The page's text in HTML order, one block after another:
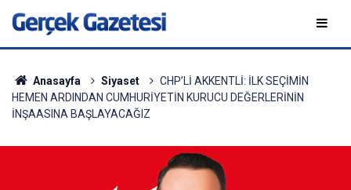
Anasayfa Siyaset
CHP’Lİ AKKENTLİ: İLK SEÇİMİN
HEMEN ARDINDAN CUMHURİYETİN KURUCU DEĞERLERİNİN
İNŞAASINA BAŞLAYACAĞIZ